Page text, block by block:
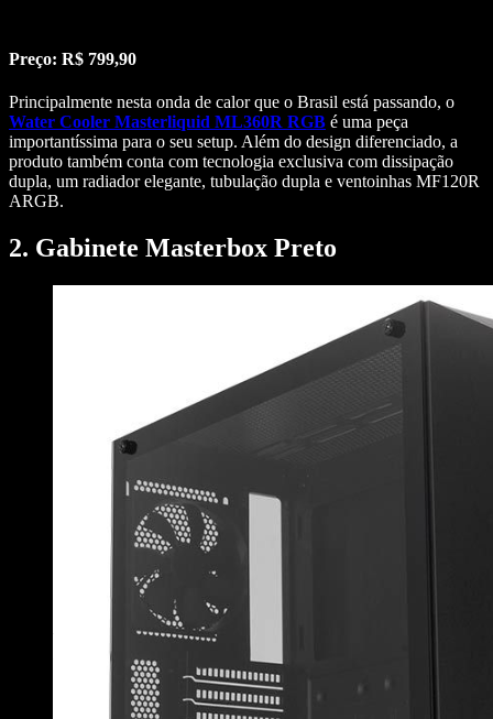
Preço: R$ 799,90
Principalmente nesta onda de calor que o Brasil está passando, o
Water Cooler Masterliquid ML360R RGB é uma peça
importantíssima para o seu setup. Além do design diferenciado, a
produto também conta com tecnologia exclusiva com dissipação
dupla, um radiador elegante, tubulação dupla e ventoinhas MF120R
ARGB.
2. Gabinete Masterbox Preto